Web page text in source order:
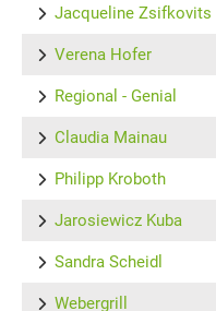
Jacqueline Zsifkovits
Verena Hofer
Regional - Genial
Claudia Mainau
Philipp Kroboth
Jarosiewicz Kuba
Sandra Scheidl
Webergrill